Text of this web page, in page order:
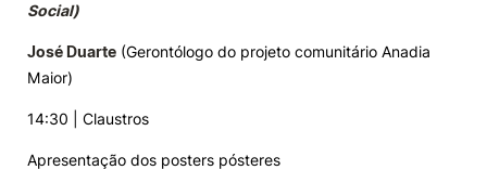
Social)
José Duarte (Gerontólogo do projeto comunitário Anadia
Maior)
14:30 | Claustros
Apresentação dos posters pósteres